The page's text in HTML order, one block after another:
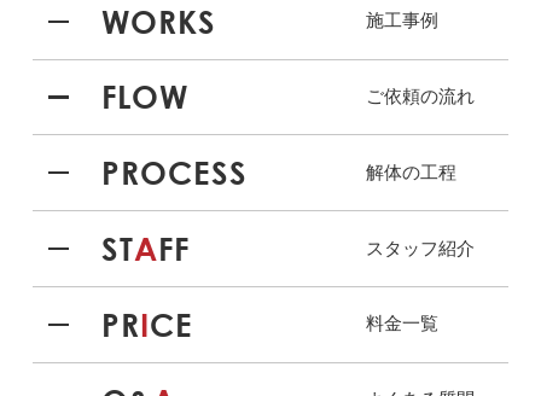
WORKS 施工事例
FLOW ご依頼の流れ
PROCESS 解体の工程
STAFF スタッフ紹介
PRICE 料金一覧